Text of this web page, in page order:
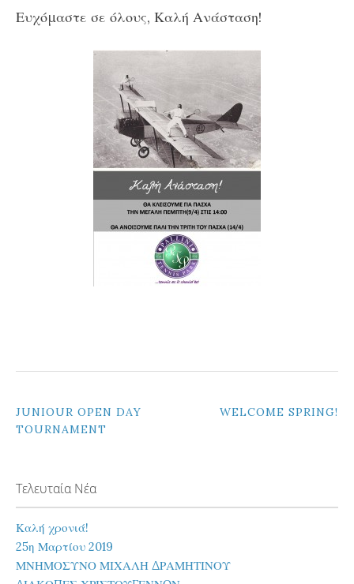
Ευχόμαστε σε όλους, Καλή Ανάσταση!
ΠΛΟΉΓΗΣΗ
JUNIOUR OPEN DAY
TOURNAMENT
WELCOME SPRING!
Τελευταία Νέα
Καλή χρονιά!
25η Μαρτίου 2019
ΜΝΗΜΟΣΥΝΟ ΜΙΧΑΛΗ ΔΡΑΜΗΤΙΝΟΥ